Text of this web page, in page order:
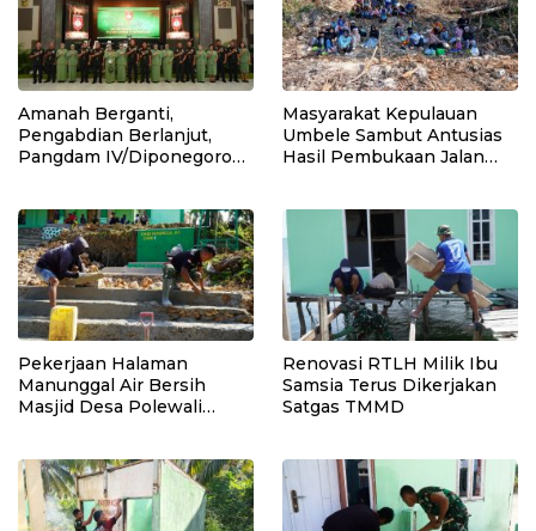
Amanah Berganti,
Pengabdian Berlanjut,
Pangdam IV/Diponegoro
IV/Diponegoro
Masyarakat Kepulauan
Umbele Sambut Antusias
Hasil Pembukaan Jalan
Pekerjaan Halaman
Manunggal Air Bersih
Masjid Desa Polewali
Renovasi RTLH Milik Ibu
Samsia Terus Dikerjakan
Satgas TMMD